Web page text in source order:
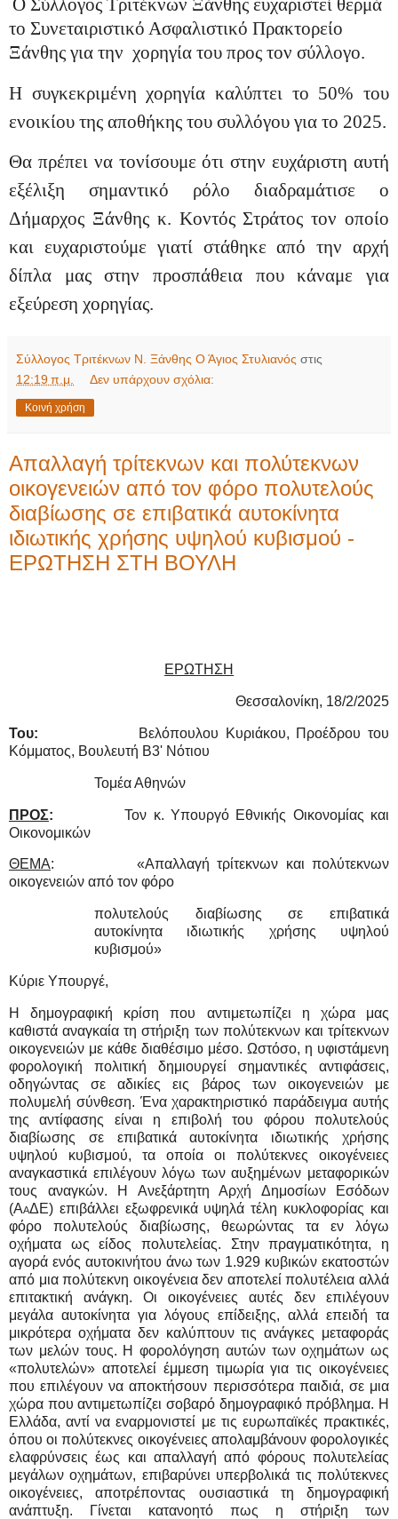
Ο Σύλλογος Τριτέκνων Ξάνθης ευχαριστεί θερμά
το Συνεταιριστικό Ασφαλιστικό Πρακτορείο
Ξάνθης για την χορηγία του προς τον σύλλογο.
Η συγκεκριμένη χορηγία καλύπτει το 50% του
ενοικίου της αποθήκης του συλλόγου για το 2025.
Θα πρέπει να τονίσουμε ότι στην ευχάριστη αυτή
εξέλιξη σημαντικό ρόλο διαδραμάτισε ο
Δήμαρχος Ξάνθης κ. Κοντός Στράτος τον οποίο
και ευχαριστούμε γιατί στάθηκε από την αρχή
δίπλα μας στην προσπάθεια που κάναμε για
εξεύρεση χορηγίας.
Σύλλογος Τριτέκνων Ν. Ξάνθης Ο Άγιος Στυλιανός στις
12:19 π.μ.
Δεν υπάρχουν σχόλια:
Κοινή χρήση
Απαλλαγή τρίτεκνων και πολύτεκνων
οικογενειών από τον φόρο πολυτελούς
διαβίωσης σε επιβατικά αυτοκίνητα
ιδιωτικής χρήσης υψηλού κυβισμού -
ΕΡΩΤΗΣΗ ΣΤΗ ΒΟΥΛΗ
ΕΡΩΤΗΣΗ
Θεσσαλονίκη, 18/2/2025
Του:
Βελόπουλου Κυριάκου, Προέδρου του
Κόμματος, Βουλευτή Β3' Νότιου
Τομέα Αθηνών
ΠΡΟΣ:
Τον κ. Υπουργό Εθνικής Οικονομίας και
Οικονομικών
ΘΕΜΑ:
«Απαλλαγή τρίτεκνων και πολύτεκνων
οικογενειών από τον φόρο
πολυτελούς διαβίωσης σε επιβατικά
αυτοκίνητα ιδιωτικής χρήσης υψηλού
κυβισμού»
Κύριε Υπουργέ,
Η δημογραφική κρίση που αντιμετωπίζει η χώρα μας
καθιστά αναγκαία τη στήριξη των πολύτεκνων και τρίτεκνων
οικογενειών με κάθε διαθέσιμο μέσο. Ωστόσο, η υφιστάμενη
φορολογική πολιτική δημιουργεί σημαντικές αντιφάσεις,
οδηγώντας σε αδικίες εις βάρος των οικογενειών με
πολυμελή σύνθεση. Ένα χαρακτηριστικό παράδειγμα αυτής
της αντίφασης είναι η επιβολή του φόρου πολυτελούς
διαβίωσης σε επιβατικά αυτοκίνητα ιδιωτικής χρήσης
υψηλού κυβισμού, τα οποία οι πολύτεκνες οικογένειες
αναγκαστικά επιλέγουν λόγω των αυξημένων μεταφορικών
τους αναγκών. Η Ανεξάρτητη Αρχή Δημοσίων Εσόδων
(ΑαΔΕ) επιβάλλει εξωφρενικά υψηλά τέλη κυκλοφορίας και
φόρο πολυτελούς διαβίωσης, θεωρώντας τα εν λόγω
οχήματα ως είδος πολυτελείας. Στην πραγματικότητα, η
αγορά ενός αυτοκινήτου άνω των 1.929 κυβικών εκατοστών
από μια πολύτεκνη οικογένεια δεν αποτελεί πολυτέλεια αλλά
επιτακτική ανάγκη. Οι οικογένειες αυτές δεν επιλέγουν
μεγάλα αυτοκίνητα για λόγους επίδειξης, αλλά επειδή τα
μικρότερα οχήματα δεν καλύπτουν τις ανάγκες μεταφοράς
των μελών τους. Η φορολόγηση αυτών των οχημάτων ως
«πολυτελών» αποτελεί έμμεση τιμωρία για τις οικογένειες
που επιλέγουν να αποκτήσουν περισσότερα παιδιά, σε μια
χώρα που αντιμετωπίζει σοβαρό δημογραφικό πρόβλημα. Η
Ελλάδα, αντί να εναρμονιστεί με τις ευρωπαϊκές πρακτικές,
όπου οι πολύτεκνες οικογένειες απολαμβάνουν φορολογικές
ελαφρύνσεις έως και απαλλαγή από φόρους πολυτελείας
μεγάλων οχημάτων, επιβαρύνει υπερβολικά τις πολύτεκνες
οικογένειες, αποτρέποντας ουσιαστικά τη δημογραφική
ανάπτυξη. Γίνεται κατανοητό πως η στήριξη των